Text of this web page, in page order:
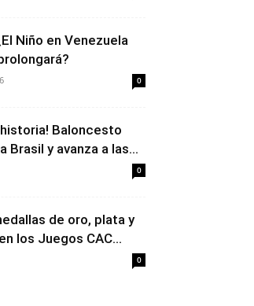
Niño en Venezuela
0
historia! Baloncesto
Brasil y avanza a las...
0
de oro, plata y
los Juegos CAC...
0